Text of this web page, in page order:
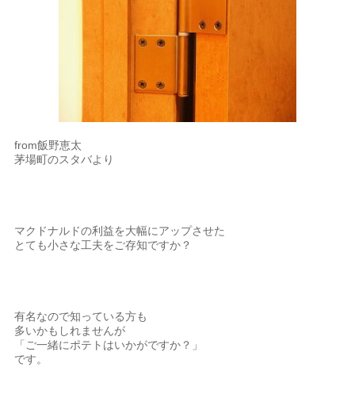
from飯野恵太
茅場町のスタバより
マクドナルドの利益を大幅にアップさせた
とても小さな工夫をご存知ですか？
有名なので知っている方も
多いかもしれませんが
「ご一緒にポテトはいかがですか？」
です。